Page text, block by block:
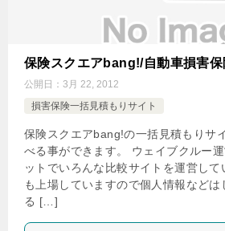
保険スクエアbang!/自動車損害保
公開日： 3月 22, 2012
損害保険一括見積もりサイト
保険スクエアbang!の一括見積もりサ
べる事ができます。 ウェイブクルー
ットでいろんな比較サイトを運営し
も上場していますので個人情報などは
る […]